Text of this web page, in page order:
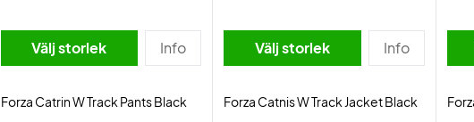
Välj storlek Info
Forza Catrin W Track Pants Black
Välj storlek Info
Forza Catnis W Track Jacket Black